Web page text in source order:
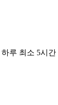
하루 최소 5시간